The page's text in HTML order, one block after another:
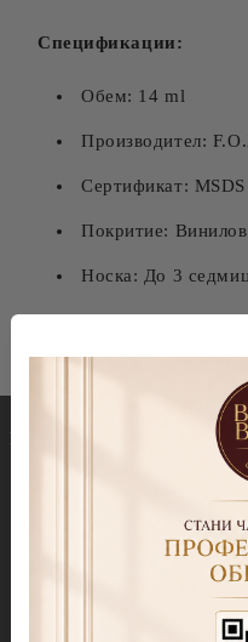
Спецификации:
Обем: 14 ml
Производител:
Сертификат:
Покритие:
Носка: До 3
Гел лакове
Колекция Spectrum Shot